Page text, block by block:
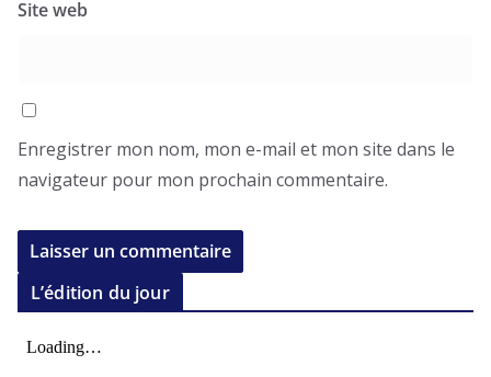
Site web
Enregistrer mon nom, mon e-mail et mon site dans le
navigateur pour mon prochain commentaire.
L’édition du jour